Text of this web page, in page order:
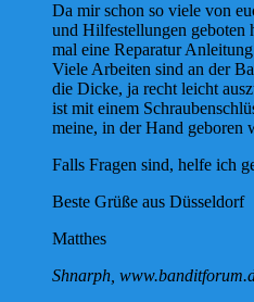
Da mir schon so viele von
und Hilfestellungen geboten
mal eine Reparatur
Viele Arbeiten sind an der
die Dicke, ja recht leicht
ist mit einem
meine, in der Hand geboren
Falls Fragen sind, helfe ich
Beste Grüße aus Düsseldorf
Matthes
Shnarph,